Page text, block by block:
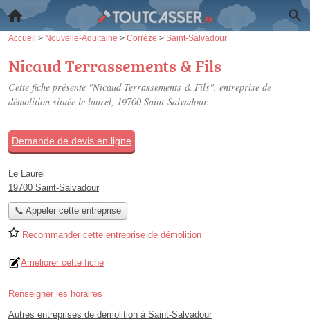
Accueil > Nouvelle-Aquitaine > Corrèze > Saint-Salvadour
Nicaud Terrassements & Fils
Cette fiche présente "Nicaud Terrassements & Fils", entreprise de
démolition située le laurel, 19700 Saint-Salvadour.
Demande de devis en ligne
Le Laurel
19700 Saint-Salvadour
📞 Appeler cette entreprise
Recommander cette entreprise de démolition
Améliorer cette fiche
Renseigner les horaires
Autres entreprises de démolition à Saint-Salvadour